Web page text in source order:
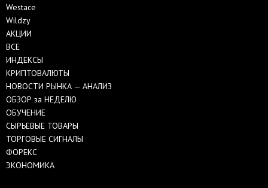
Westace
Wildzy
АКЦИИ
ВСЕ
ИНДЕКСЫ
КРИПТОВАЛЮТЫ
НОВОСТИ РЫНКА — АНАЛИЗ
ОБЗОР за НЕДЕЛЮ
ОБУЧЕНИЕ
СЫРЬЕВЫЕ ТОВАРЫ
ТОРГОВЫЕ СИГНАЛЫ
ФОРЕКС
ЭКОНОМИКА